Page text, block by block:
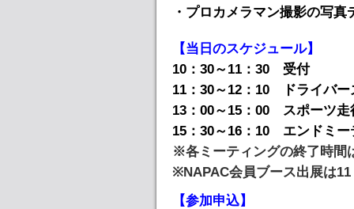
・プロカメラマン撮影の写
【当日のスケジュール】
10：30～11：30 受付
11：30～12：10 ドライバー
13：00～15：00 スポーツ走
15：30～16：10 エンドミー
※各ミーティングの終了時間
※NAPAC会員ブース出展は11
【参加申込】